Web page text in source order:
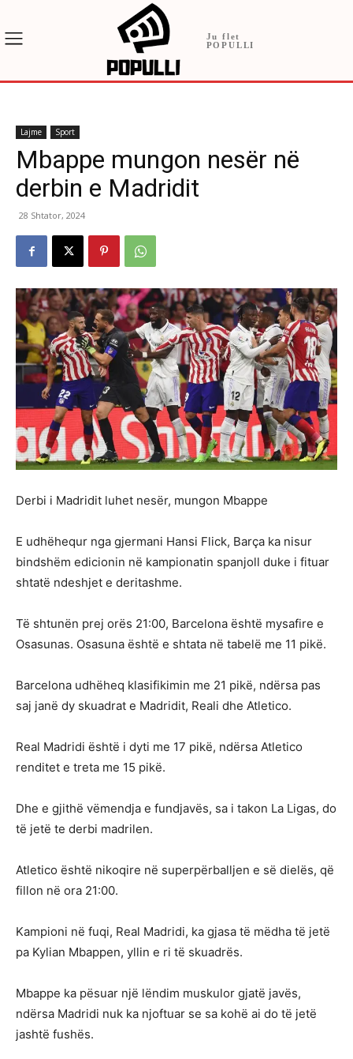
Ju flet
POPULLI
Lajme Sport
Mbappe mungon nesër në
derbin e Madridit
28 Shtator, 2024
Derbi i Madridit luhet nesër, mungon Mbappe
E udhëhequr nga gjermani Hansi Flick, Barça ka nisur
bindshëm edicionin në kampionatin spanjoll duke i fituar
shtatë ndeshjet e deritashme.
Të shtunën prej orës 21:00, Barcelona është mysafire e
Osasunas. Osasuna është e shtata në tabelë me 11 pikë.
Barcelona udhëheq klasifikimin me 21 pikë, ndërsa pas
saj janë dy skuadrat e Madridit, Reali dhe Atletico.
Real Madridi është i dyti me 17 pikë, ndërsa Atletico
renditet e treta me 15 pikë.
Dhe e gjithë vëmendja e fundjavës, sa i takon La Ligas, do
të jetë te derbi madrilen.
Atletico është nikoqire në superpërballjen e së dielës, që
fillon në ora 21:00.
Kampioni në fuqi, Real Madridi, ka gjasa të mëdha të jetë
pa Kylian Mbappen, yllin e ri të skuadrës.
Mbappe ka pësuar një lëndim muskulor gjatë javës,
ndërsa Madridi nuk ka njoftuar se sa kohë ai do të jetë
jashtë fushës.